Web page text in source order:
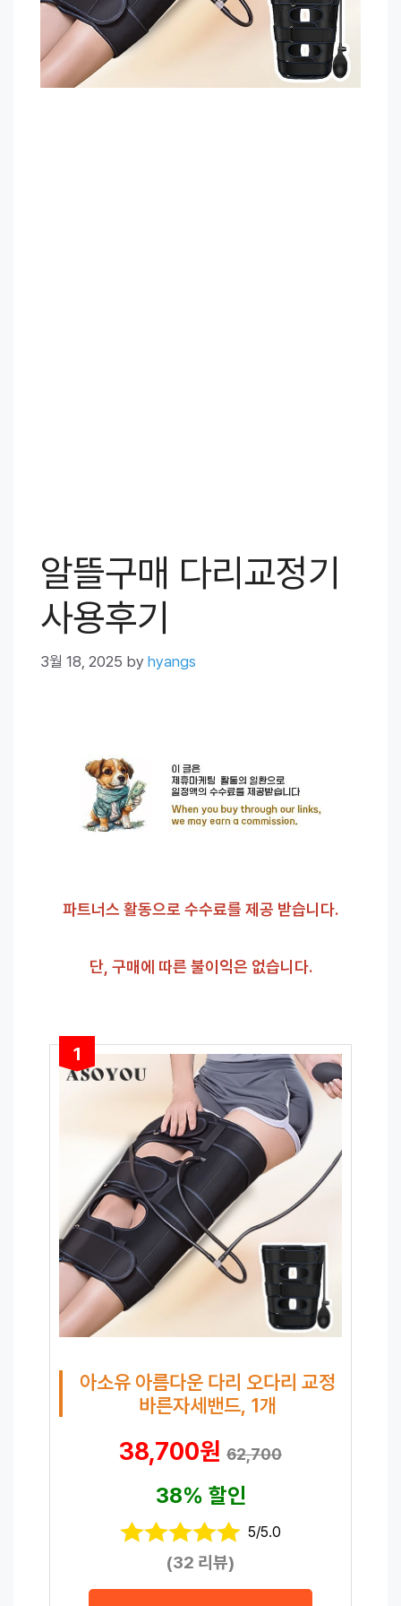
알뜰구매 다리교정기
사용후기
3월 18, 2025 by hyangs
파트너스 활동으로 수수료를 제공 받습니다.
단, 구매에 따른 불이익은 없습니다.
1
아소유 아름다운 다리 오다리 교정
바른자세밴드, 1개
38,700원 62,700
38% 할인
5/5.0
(32 리뷰)